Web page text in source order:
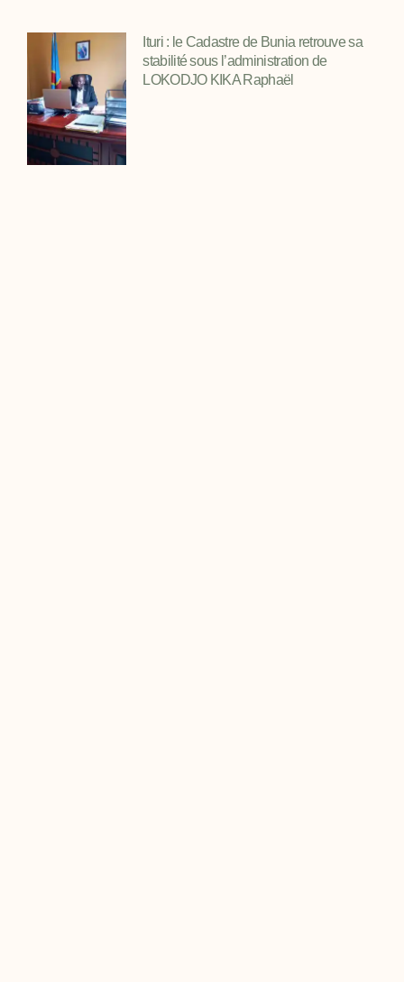
Ituri : le Cadastre de Bunia retrouve sa
stabilité sous l’administration de
LOKODJO KIKA Raphaël